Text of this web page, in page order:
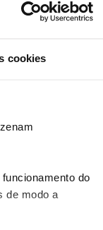
cookies
do
de modo a